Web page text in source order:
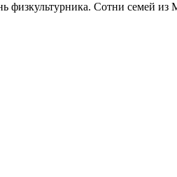
Сотни семей из